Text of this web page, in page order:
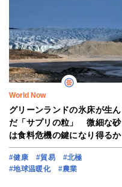
World Now
グリーンランドの氷床が生ん
だ「サプリの粒」 微細な砂
は食料危機の鍵になり得るか
#健康 #貿易
#北極
#地球温暖化
#農業